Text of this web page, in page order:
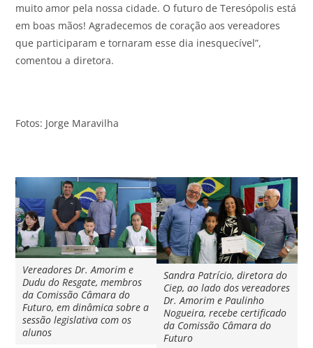
muito amor pela nossa cidade. O futuro de Teresópolis está
em boas mãos! Agradecemos de coração aos vereadores
que participaram e tornaram esse dia inesquecível”,
comentou a diretora.
Fotos: Jorge Maravilha
Vereadores Dr. Amorim e
Dudu do Resgate, membros
da Comissão Câmara do
Futuro, em dinâmica sobre a
sessão legislativa com os
alunos
Sandra Patrício, diretora do
Ciep, ao lado dos vereadores
Dr. Amorim e Paulinho
Nogueira, recebe certificado
da Comissão Câmara do
Futuro